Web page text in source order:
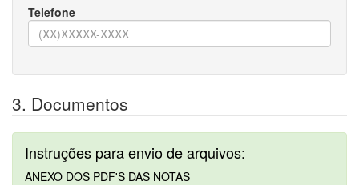
Telefone
3. Documentos
Instruções para envio de arquivos:
ANEXO DOS PDF'S DAS NOTAS